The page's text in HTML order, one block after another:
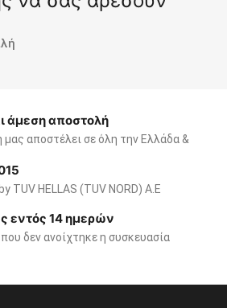
άμεση αποστολή
μας αποστέλει σε όλη την Ελλάδα &
TUV HELLAS (TUV NORD) Α.Ε
εντός 14 ημερών
δεν ανοίχτηκε η συσκευασία